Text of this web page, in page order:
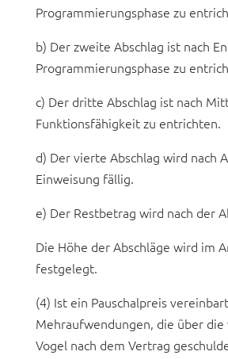
Programmierungsphase zu
b) Der zweite Abschlag ist nach
Programmierungsphase zu
c) Der dritte Abschlag ist nach
Funktionsfähigkeit zu entrichten.
d) Der vierte Abschlag wird nach
Einweisung fällig.
e) Der Restbetrag wird nach der
Die Höhe der Abschläge wird im
festgelegt.
(4) Ist ein Pauschalpreis
Mehraufwendungen, die über die
Vogel nach dem Vertrag